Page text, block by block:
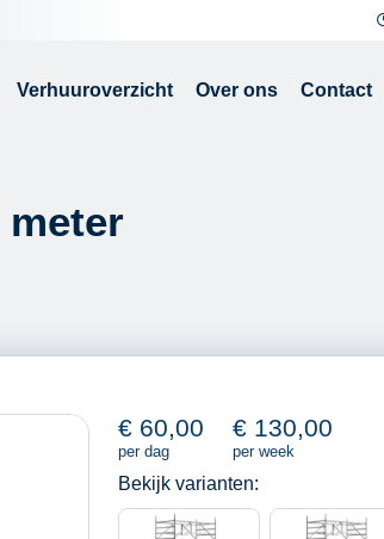
Verhuuroverzicht Over ons Contact
€ 60,00
per dag
€ 130,00
per week
Bekijk varianten: